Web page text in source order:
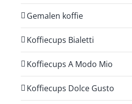
Gemalen koffie
Koffiecups Bialetti
Koffiecups A Modo Mio
Koffiecups Dolce Gusto